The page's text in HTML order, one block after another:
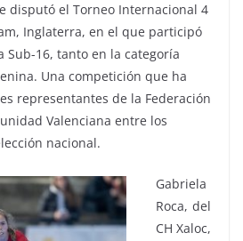
disputó el Torneo Internacional 4
Inglaterra, en el que participó
Sub-16, tanto en la categoría
Una competición que ha
representantes de la Federación
Valenciana entre los
nacional.
Gabriela
Roca, del
CH Xaloc,